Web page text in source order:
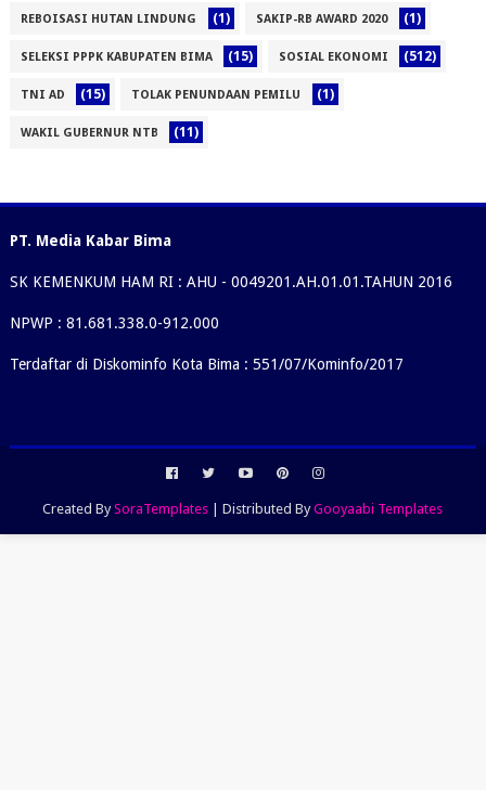
REBOISASI HUTAN LINDUNG (1) SAKIP-RB AWARD 2020 (1)
SELEKSI PPPK KABUPATEN BIMA (15) SOSIAL EKONOMI (512)
TNI AD (15) TOLAK PENUNDAAN PEMILU (1)
WAKIL GUBERNUR NTB (11)
PT. Media Kabar Bima
SK KEMENKUM HAM RI : AHU - 0049201.AH.01.01.TAHUN 2016
NPWP : 81.681.338.0-912.000
Terdaftar di Diskominfo Kota Bima : 551/07/Kominfo/2017
Created BySoraTemplates | Distributed ByGooyaabi Templates